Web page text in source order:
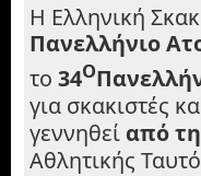
Η Ελληνική
Πανελλήνιο
το 34Ο
για σκακιστές
γεννηθεί από
Αθλητικής